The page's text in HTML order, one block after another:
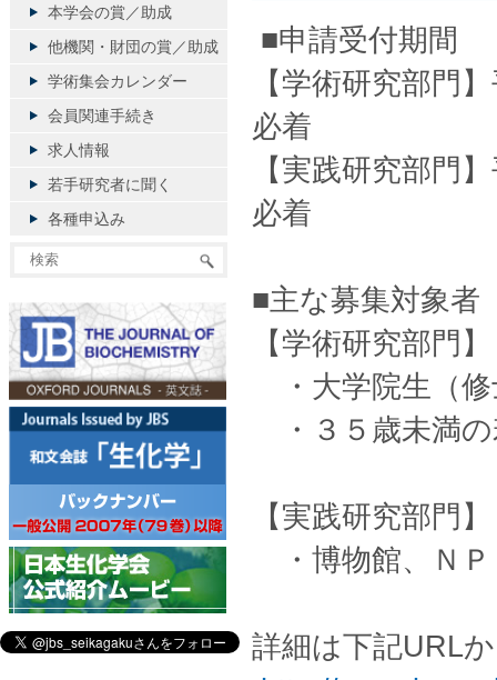
■申請受付期間
【学術研究部門
必着
【実践研究部門
必着
■主な募集対象者
【学術研究部門】
・大学院生（修
・３５歳未満の
【実践研究部門】
・博物館、Ｎ
詳細は下記URL
本学会の賞／助成
他機関・財団の賞／助成
学術集会カレンダー
会員関連手続き
求人情報
若手研究者に聞く
各種申込み